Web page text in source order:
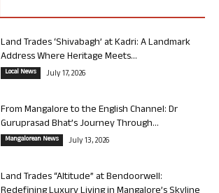
Land Trades ‘Shivabagh’ at Kadri: A Landmark
Address Where Heritage Meets...
Local News July 17, 2026
From Mangalore to the English Channel: Dr
Guruprasad Bhat’s Journey Through...
Mangalorean News July 13, 2026
Land Trades “Altitude” at Bendoorwell: